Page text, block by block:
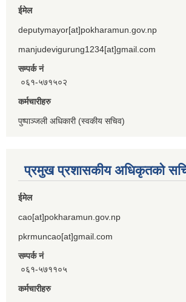
ईमेल
deputymayor[at]pokharamun.gov.np
manjudevigurung1234[at]gmail.com
सम्पर्क नं
०६१-५७१५०२
कर्मचारीहरु
पुष्पाञ्जली अधिकारी (स्वकीय सचिव)
प्रमुख प्रशासकीय अधिकृतको
ईमेल
cao[at]pokharamun.gov.np
pkrmuncao[at]gmail.com
सम्पर्क नं
०६१-५७११०५
कर्मचारीहरु